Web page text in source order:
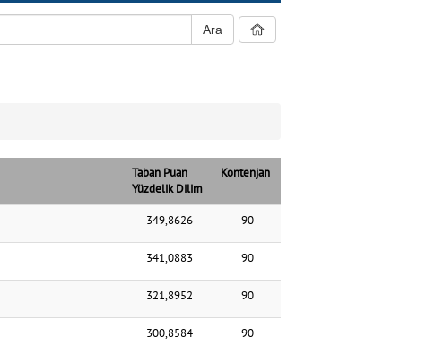
Taban Puan
Yüzdelik Dilim
Kontenjan
349,8626 90
341,0883 90
321,8952 90
300,8584 90